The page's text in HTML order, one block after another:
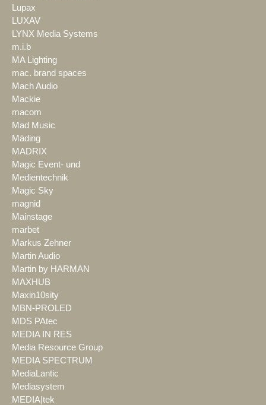
Lupax
LUXAV
LYNX Media Systems
m.i.b
MA Lighting
mac. brand spaces
Mach Audio
Mackie
macom
Mad Music
Mäding
MADRIX
Magic Event- und
Medientechnik
Magic Sky
magnid
Mainstage
marbet
Markus Zehner
Martin Audio
Martin by HARMAN
MAXHUB
Maxin10sity
MBN-PROLED
MDS PAtec
MEDIA IN RES
Media Resource Group
MEDIA SPECTRUM
MediaLantic
Mediasystem
MEDIA|tek